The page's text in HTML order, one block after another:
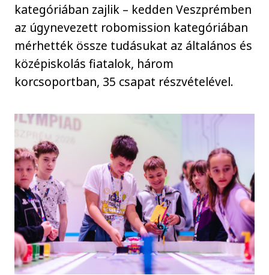
kategóriában zajlik – kedden Veszprémben
az úgynevezett robomission kategóriában
mérhették össze tudásukat az általános és
középiskolás fiatalok, három
korcsoportban, 35 csapat részvételével.